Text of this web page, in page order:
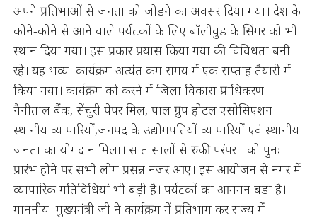
अपने प्रतिभाओं से जनता को जोड़ने का अवसर दिया गया। देश के
कोने-कोने से आने वाले पर्यटकों के लिए बॉलीवुड के सिंगर को भी
स्थान दिया गया। इस प्रकार प्रयास किया गया की विविधता बनी
रहे। यह भव्य कार्यक्रम अत्यंत कम समय में एक सप्ताह तैयारी में
किया गया। कार्यक्रम को करने में जिला विकास प्राधिकरण
नैनीताल बैंक, सेंचुरी पेपर मिल, पाल ग्रुप होटल एसोसिएशन
स्थानीय व्यापारियों,जनपद के उद्योगपतियों व्यापारियों एवं स्थानीय
जनता का योगदान मिला। सात सालों से रुकी परंपरा को पुनः
प्रारंभ होने पर सभी लोग प्रसन्न नजर आए। इस आयोजन से नगर में
व्यापारिक गतिविधियां भी बड़ी है। पर्यटकों का आगमन बड़ा है।
माननीय मुख्यमंत्री जी ने कार्यक्रम में प्रतिभाग कर राज्य में